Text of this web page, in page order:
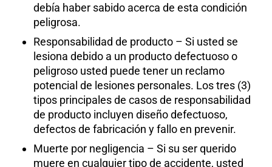
debía haber sabido acerca de esta condición
peligrosa.
Responsabilidad de producto – Si usted se
lesiona debido a un producto defectuoso o
peligroso usted puede tener un reclamo
potencial de lesiones personales. Los tres (3)
tipos principales de casos de responsabilidad
de producto incluyen diseño defectuoso,
defectos de fabricación y fallo en prevenir.
Muerte por negligencia – Si su ser querido
muere en cualquier tipo de accidente, usted